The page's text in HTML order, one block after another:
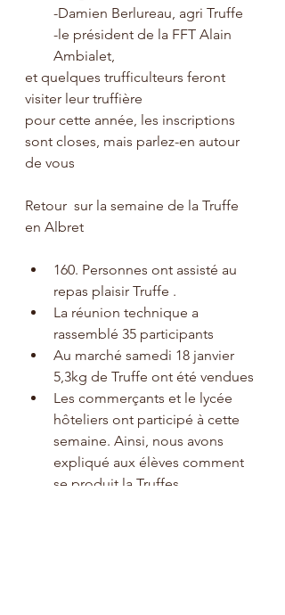
-Damien Berlureau, agri Truffe
-le président de la FFT Alain
Ambialet,
et quelques trufficulteurs feront
visiter leur truffière
pour cette année, les inscriptions
sont closes, mais parlez-en autour
de vous
Retour  sur la semaine de la Truffe
en Albret
160. Personnes ont assisté au
repas plaisir Truffe .
La réunion technique a
rassemblé 35 participants
Au marché samedi 18 janvier
5,3kg de Truffe ont été vendues
Les commerçants et le lycée
hôteliers ont participé à cette
semaine. Ainsi, nous avons
expliqué aux élèves comment
se produit la Truffes.